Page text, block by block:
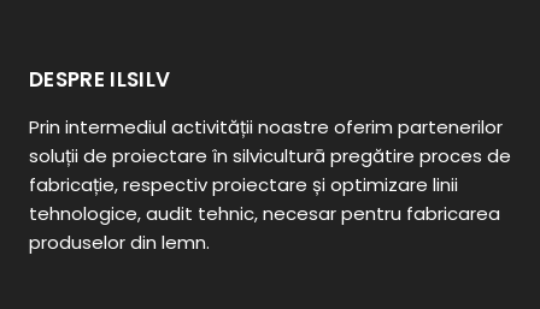
DESPRE ILSILV
Prin intermediul activității noastre oferim partenerilor
soluții de proiectare în silviculturā pregătire proces de
fabricație, respectiv proiectare și optimizare linii
tehnologice, audit tehnic, necesar pentru fabricarea
produselor din lemn.